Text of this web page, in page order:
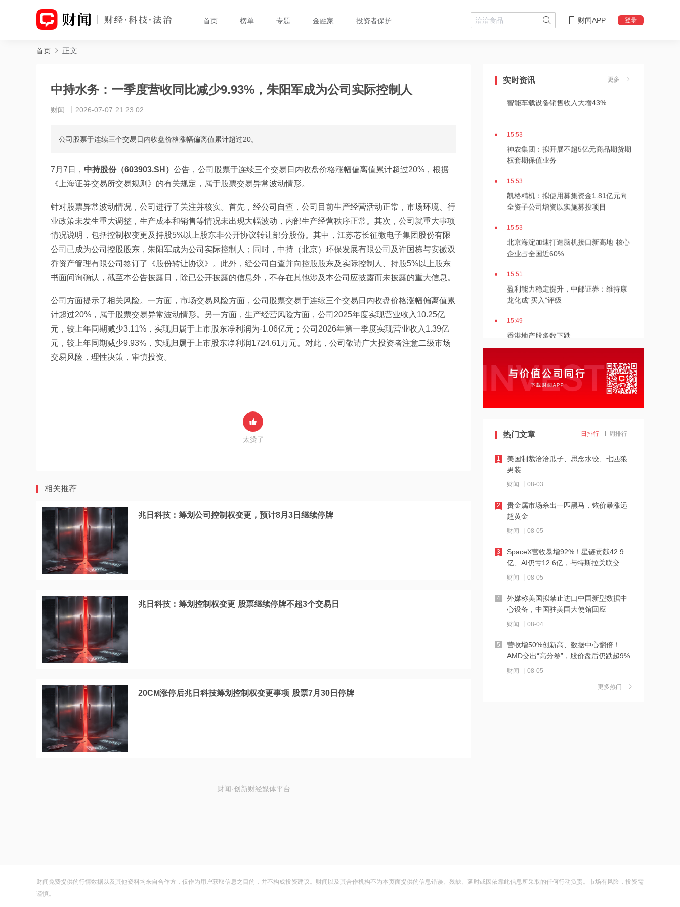
首页 榜单 专题 金融家 投资者保护 财闻APP 登录
首页 正文
中持水务：一季度营收同比减少9.93%，朱阳军成为公司实际控制人
财闻 2026-07-07 21:23:02
公司股票于连续三个交易日内收盘价格涨幅偏离值累计超过20。
7月7日， 中持股份（603903.SH） 公告，公司股票于连续三个交易日内收盘价格涨幅偏离值累计超过20%，根据
《上海证券交易所交易规则》的有关规定，属于股票交易异常波动情形。
针对股票异常波动情况，公司进行了关注并核实。首先，经公司自查，公司目前生产经营活动正常，市场环境、行
业政策未发生重大调整，生产成本和销售等情况未出现大幅波动，内部生产经营秩序正常。其次，公司就重大事项
情况说明，包括控制权变更及持股5%以上股东非公开协议转让部分股份。其中，江苏芯长征微电子集团股份有限
公司已成为公司控股股东，朱阳军成为公司实际控制人；同时，中持（北京）环保发展有限公司及许国栋与安徽双
乔资产管理有限公司签订了《股份转让协议》。此外，经公司自查并向控股股东及实际控制人、持股5%以上股东
书面问询确认，截至本公告披露日，除已公开披露的信息外，不存在其他涉及本公司应披露而未披露的重大信息。
公司方面提示了相关风险。一方面，市场交易风险方面，公司股票交易于连续三个交易日内收盘价格涨幅偏离值累
计超过20%，属于股票交易异常波动情形。另一方面，生产经营风险方面，公司2025年度实现营业收入10.25亿
元，较上年同期减少3.11%，实现归属于上市股东净利润为-1.06亿元；公司2026年第一季度实现营业收入1.39亿
元，较上年同期减少9.93%，实现归属于上市股东净利润1724.61万元。对此，公司敬请广大投资者注意二级市场
交易风险，理性决策，审慎投资。
太赞了
相关推荐
兆日科技：筹划公司控制权变更，预计8月3日继续停牌
兆日科技：筹划控制权变更 股票继续停牌不超3个交易日
20CM涨停后兆日科技筹划控制权变更事项 股票7月30日停牌
财闻·创新财经媒体平台
实时资讯 更多
15:54
智能车载设备销售收入大增43%
15:53
神农集团：拟开展不超5亿元商品期货期
权套期保值业务
15:53
凯格精机：拟使用募集资金1.81亿元向
全资子公司增资以实施募投项目
15:53
北京海淀加速打造脑机接口新高地 核心
企业占全国近60%
15:51
盈利能力稳定提升，中邮证券：维持康
龙化成“买入”评级
15:49
香港地产股多数下跌
15:49
特朗普否认美国弹药短缺 扬言严惩“爆
料者”
15:48
合同
15:47
中南文化：重大资产重组推进中 审计评
估工作未完成
15:46
美军萨德拦截弹已消耗80%
15:45
创源股份：拟8350.79万元受让浙江创
酷未来90%股权
15:44
腾讯云Team Memory来了！
15:44
液冷卡位稀缺、赛道景气，浙商证券：
维持裕同科技“买入”评级
热门文章 日排行 周排行
美国制裁洽洽瓜子、思念水饺、七匹狼
男装
财闻 08-03
1
贵金属市场杀出一匹黑马，铱价暴涨远
超黄金
财闻 08-05
2
SpaceX营收暴增92%！星链贡献42.9
亿、AI仍亏12.6亿，与特斯拉关联交易
曝光
财闻 08-05
3
外媒称美国拟禁止进口中国新型数据中
心设备，中国驻美国大使馆回应
财闻 08-04
4
营收增50%创新高、数据中心翻倍！
AMD交出“高分卷”，股价盘后仍跌超9%
财闻 08-05
5
财闻早知道丨道指标普创历史新高
产算力自主可控方向获资金回补
更多热门
财闻免费提供的行情数据以及其他资料均来自合作方，仅作为用户获取信息之目的，并不构成投资建议。财闻以及其合作机构不为本页面提供的信息错误、残缺、延时或因依靠此信息所采取的任何行动负责。市场有风险，投资需
谨慎。